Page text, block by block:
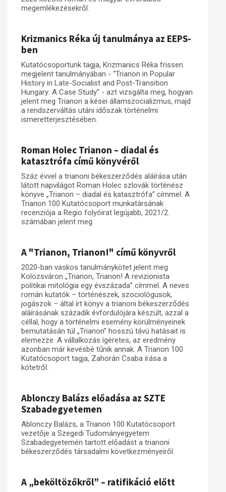
megemlékezésekről.
Krizmanics Réka új tanulmánya az EEPS-
ben
Kutatócsoportunk tagja, Krizmanics Réka frissen
megjelent tanulmányában - “Trianon in Popular
History in Late-Socialist and Post-Transition
Hungary: A Case Study” - azt vizsgálta meg, hogyan
jelent meg Trianon a kései államszocializmus, majd
a rendszerváltás utáni időszak történelmi
ismeretterjesztésében.
Roman Holec Trianon – diadal és
katasztrófa című könyvéről
Száz évvel a trianoni békeszerződés aláírása után
látott napvilágot Roman Holec szlovák történész
könyve „Trianon – diadal és katasztrófa” címmel. A
Trianon 100 Kutatócsoport munkatársának
recenziója a Regio folyóirat legújabb, 2021/2.
számában jelent meg.
A "Trianon, Trianon!" című könyvről
2020-ban vaskos tanulmánykötet jelent meg
Kolozsváron „Trianon, Trianon! A revizionista
politikai mitológia egy évszázada” címmel. A neves
román kutatók – történészek, szociológusok,
jogászok – által írt könyv a trianoni békeszerződés
aláírásának századik évfordulójára készült, azzal a
céllal, hogy a történelmi esemény körülményeinek
bemutatásán túl „Trianon” hosszú távú hatásait is
elemezze. A vállalkozás ígéretes, az eredmény
azonban már kevésbé tűnik annak. A Trianon 100
Kutatócsoport tagja, Zahorán Csaba írása a
kötetről.
Ablonczy Balázs előadása az SZTE
Szabadegyetemen
Ablonczy Balázs, a Trianon 100 Kutatócsoport
vezetője a Szegedi Tudományegyetem
Szabadegyetemén tartott előadást a trianoni
békeszerződés társadalmi következményeiről.
A „beköltözőkről” – ratifikáció előtt